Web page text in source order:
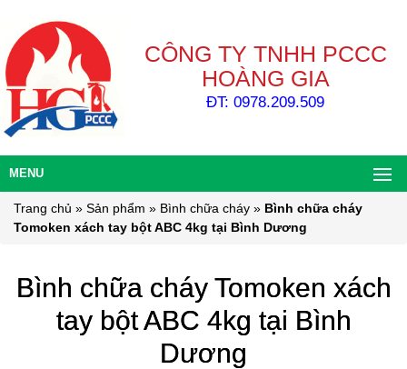
CÔNG TY TNHH PCCC
HOÀNG GIA
ĐT: 0978.209.509
MENU
Trang chủ » Sản phẩm » Bình chữa cháy » Bình chữa cháy
Tomoken xách tay bột ABC 4kg tại Bình Dương
Bình chữa cháy Tomoken xách
tay bột ABC 4kg tại Bình
Dương